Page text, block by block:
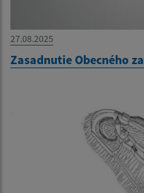
27.08.2025
Zasadnutie Obecného